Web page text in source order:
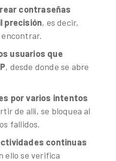
contraseñas
precisión, es decir,
usuarios que
, desde donde se abre
por varios intentos
de allí, se bloquea al
fallidos.
continuas
ello se verifica